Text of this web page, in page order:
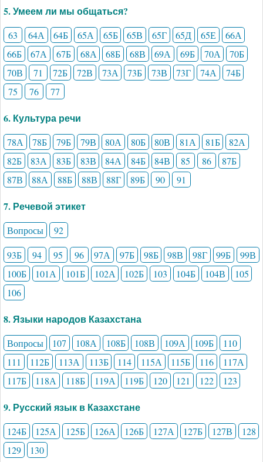
5. Умеем ли мы общаться?
63 64А 64Б 65А 65Б 65В 65Г 65Д 65Е
66А
66Б
67А 67Б 68А 68Б 68В 69А 69Б 70А
70Б
70В
71 72Б 72В 73А 73Б 73В 73Г 74А
74Б
75
76 77
6. Культура речи
78А 78Б 79Б 79В 80А 80Б 80В 81А 81Б
82А
82Б
83А 83Б 83В 84А 84Б 84В 85 86
87Б
87В
88А 88Б 88В 88Г 89Б 90 91
7. Речевой этикет
Вопросы
92
93Б
94 95 96 97А 97Б 98Б 98В 98Г 99Б
99В
100Б
101А 101Б 102А 102Б 103 104Б 104В
105
106
8. Языки народов Казахстана
Вопросы 107 108А 108Б 108В 109А 109Б
110
111
112Б 113А 113Б 114 115А 115Б 116
117А
117Б
118А 118Б 119А 119Б 120 121 122 123
9. Русский язык в Казахстане
124Б 125А 125Б 126А 126Б 127А 127Б 127В
128
129
130